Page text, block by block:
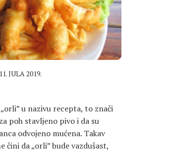
11. JULA 2019.
u nazivu recepta, to znači
poh stavljeno pivo i da su
odvojeno mućena. Takav
čini da „orli” bude vazdušast,